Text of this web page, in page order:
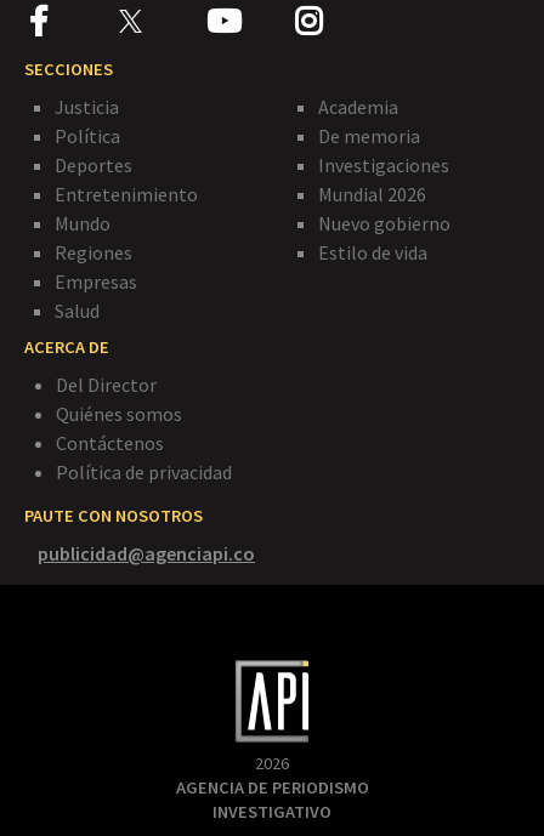
SECCIONES
Justicia
Política
Deportes
Entretenimiento
Mundo
Regiones
Empresas
Salud
Academia
De memoria
Investigaciones
Mundial 2026
Nuevo gobierno
Estilo de vida
ACERCA DE
Del Director
Quiénes somos
Contáctenos
Política de privacidad
PAUTE CON NOSOTROS
publicidad@agenciapi.co
2026
AGENCIA DE PERIODISMO
INVESTIGATIVO